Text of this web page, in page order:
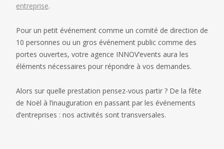
entreprise.
Pour un petit événement comme un comité de direction de
10 personnes ou un gros événement public comme des
portes ouvertes, votre agence INNOV’events aura les
éléments nécessaires pour répondre à vos demandes.
Alors sur quelle prestation pensez-vous partir ? De la fête
de Noël à l’inauguration en passant par les événements
d’entreprises : nos activités sont transversales.